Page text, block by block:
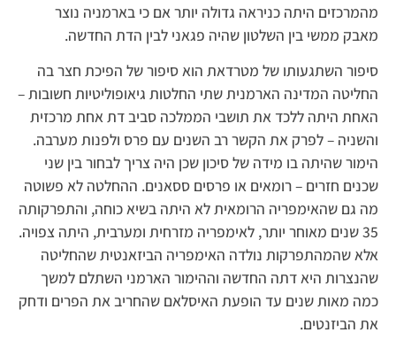
מהמרכזים היתה כניראה גדולה יותר אם כי בארמניה נוצר
מאבק ממשי בין השלטון שהיה פגאני לבין הדת החדשה.
סיפור השתגעותו של מטרדאת הוא סיפור של הפיכת חצר בה
החליטה המדינה הארמנית שתי החלטות גיאופוליטיות חשובות –
האחת היתה ללכד את תושבי הממלכה סביב דת אחת מרכזית
והשניה – לפרק את הקשר רב השנים עם פרס ולפנות מערבה.
הימור שהיתה בו מידה של סיכון שכן היה צריך לבחור בין שני
שכנים חזרים – רומאים או פרסים ססאנים. ההחלטה לא פשוטה
מה גם שהאימפריה הרומאית לא היתה בשיא כוחה, והתפרקותה
35 שנים מאוחר יותר, לאימפריה מזרחית ומערבית, היתה צפויה.
אלא שהמהתפרקות נולדה האימפריה הביזאנטית שהחליטה
שהנצרות היא דתה החדשה וההימור הארמני השתלם למשך
כמה מאות שנים עד הופעת האיסלאם שהחריב את הפרים ודחק
את הביזנטים.